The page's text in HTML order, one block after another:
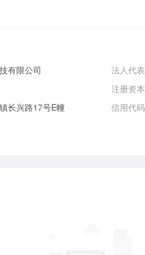
有限公司
长兴路17号E幢
法人代表
注册资本
信用代码